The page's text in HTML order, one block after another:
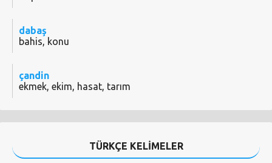
dabaş
bahis, konu
çandin
ekmek, ekim, hasat, tarım
TÜRKÇE KELİMELER